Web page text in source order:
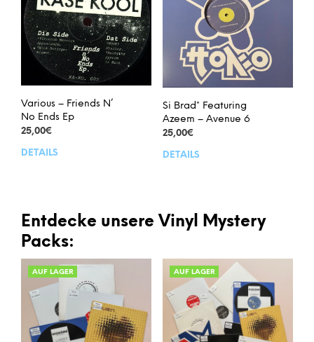
Various – Friends N’
No Ends Ep
25,00€
DETAILS
Si Brad* Featuring
Azeem – Avenue 6
25,00€
DETAILS
Entdecke unsere Vinyl Mystery
Packs:
AUF LAGER AUF LAGER